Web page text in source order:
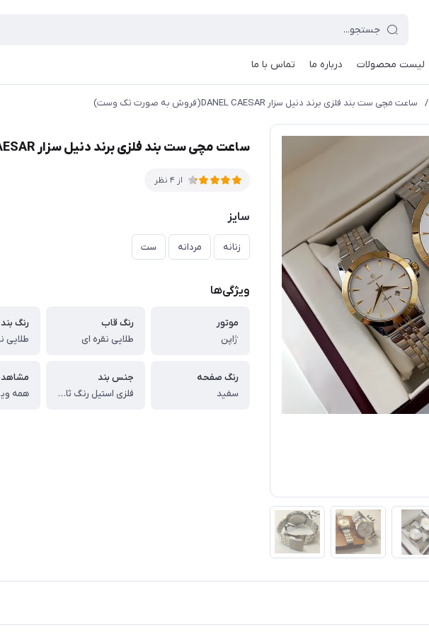
لیست محصولات درباره ما تماس با ما
/ ساعت مچی ست بند فلزی برند دنیل سزار DANEL CAESAR(فروش به صورت تک وست)
ساعت مچی ست بند فلزی برند دنیل سزار DANEL CAESAR(فروش به صورت تک وست)
از 4 نظر
سایز
زنانه مردانه ست
ویژگی‌ها
موتور
ژاپن
رنگ قاب
طلایی نقره ای
رنگ بند
طلایی
رنگ صفحه
سفید
جنس بند
فلزی استیل رنگ ثابت
همه